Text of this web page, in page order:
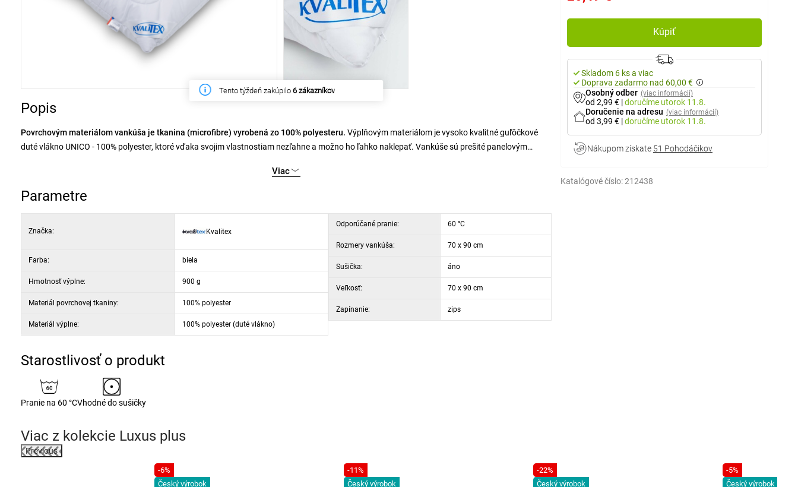
Tento týždeň zakúpilo 6 zákazníkov
Kúpiť
Skladom 6 ks a viac
Doprava zadarmo nad 60,00 €
Osobný odber (viac informácií)
od 2,99 € |doručíme utorok 11.8.
Doručenie na adresu (viac informácií)
od 3,99 € |doručíme utorok 11.8.
Nákupom získate 51 Pohodáčikov
Katalógové číslo:212438
Popis
Povrchovým materiálom vankúša je tkanina (microfibre) vyrobená zo 100% polyesteru. Výplňovým materiálom je vysoko kvalitné guľôčkové
duté vlákno UNICO - 100% polyester, ktoré vďaka svojim vlastnostiam nezľahne a možno ho ľahko naklepať. Vankúše sú prešité panelovým
funkciou tohto materiálu je zabránenie spojenia rúna s guľôčkovým vláknom. Značkové guľôčkové vlákno Unico patrí medzi najkvalitnejšie výplne
používané do vankúšov. Vankúše sa dajú prať v automatickej práčke a potom sušiť v bubnovej sušičke. Sušenie v bubnovej sušičke na zníženú
teplotu.
Viac
Parametre
Značka: Kvalitex
Farba: biela
Hmotnosť výplne: 900 g
Materiál povrchovej tkaniny: 100% polyester
Materiál výplne: 100% polyester (duté vlákno)
Odporúčané pranie: 60 °C
Rozmery vankúša: 70 x 90 cm
Sušička: áno
Veľkosť: 70 x 90 cm
Zapínanie: zips
Starostlivosť o produkt
Pranie na 60 °CVhodné do sušičky
Viac z kolekcie Luxus plus
Previous
-6%
Český výrobok
-11%
Český výrobok
-22%
Český výrobok
-5%
Český výrobok